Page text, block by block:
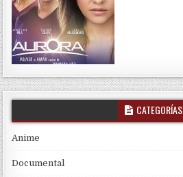
CATEGORÍAS
Anime
Documental